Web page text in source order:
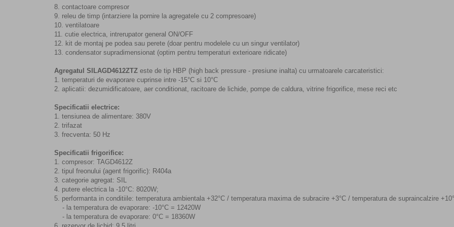
8. contactoare compresor
9. releu de timp (intarziere la pornire la agregatele cu 2 compresoare)
10. ventilatoare
11. cutie electrica, intrerupator general ON/OFF
12. kit de montaj pe podea sau perete (doar pentru modelele cu un singur ventilator)
13. condensator supradimensionat (optim pentru temperaturi exterioare ridicate)
Agregatul SILAGD4612ZTZ este de tip HBP (high back pressure - presiune inalta) cu urmatoarele carcateristici:
1. temperaturi de evaporare cuprinse intre -15°C si 10°C
2. aplicatii: dezumidificatoare, aer conditionat, racitoare de lichide, pompe de caldura, vitrine frigorifice, mese reci etc
Specificatii electrice:
1. tensiunea de alimentare: 380V
2. trifazat
3. frecventa: 50 Hz
Specificatii frigorifice:
1. compresor: TAGD4612Z
2. tipul freonului (agent frigorific): R404a
3. categorie agregat: SIL
4. putere electrica la -10°C: 8020W;
5. performanta in conditiile: temperatura ambientala +32°C / temperatura maxima de subracire +3°C / temperatura de supraincalzire
- la temperatura de evaporare: -10°C = 12420W
- la temperatura de evaporare: 0°C = 18360W